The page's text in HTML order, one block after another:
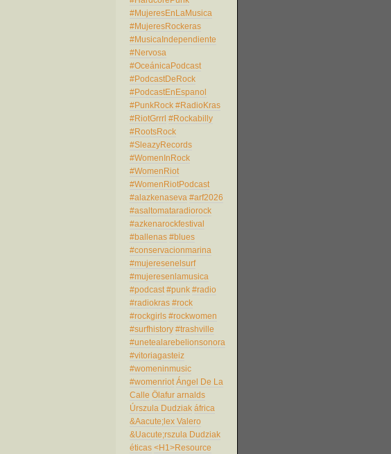
#MujeresEnLaMusica
#MujeresRockeras
#MusicaIndependiente
#Nervosa
#OceánicaPodcast
#PodcastDeRock
#PodcastEnEspanol
#PunkRock #RadioKras
#RiotGrrrl #Rockabilly
#RootsRock
#SleazyRecords
#WomenInRock
#WomenRiot
#WomenRiotPodcast
#alazkenaseva #arf2026
#asaltomataradiorock
#azkenarockfestival
#ballenas #blues
#conservacionmarina
#mujeresenelsurf
#mujeresenlamusica
#podcast #punk #radio
#radiokras #rock
#rockgirls #rockwomen
#surfhistory #trashville
#unetealarebelionsonora
#vitoriagasteiz
#womeninmusic
#womenriot Ángel De La
Calle Ölafur arnalds
Úrszula Dudziak áfrica
&Aacute;lex Valero
&Uacute;rszula Dudziak
éticas <H1>Resource